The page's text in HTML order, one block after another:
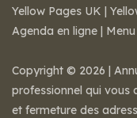
Yellow Pages UK |
Agenda en ligne |
Copyright © 2026 |
professionnel qui vous
et fermeture des